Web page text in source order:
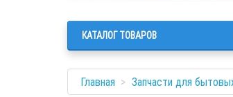
КАТАЛОГ ТОВАРОВ
Главная Запчасти для